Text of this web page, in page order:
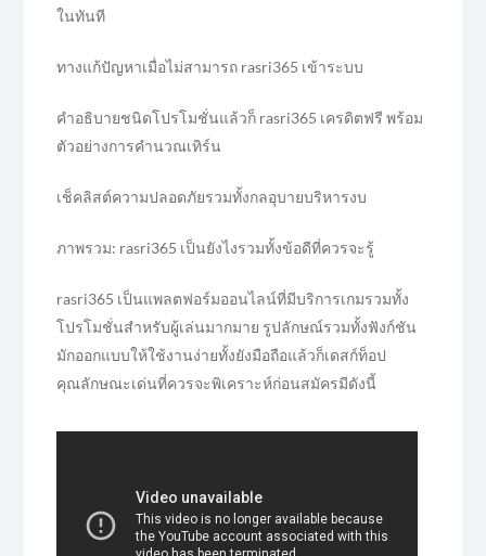
ในทันที
ทางแก้ปัญหาเมื่อไม่สามารถ rasri365 เข้าระบบ
คำอธิบายชนิดโปรโมชั่นแล้วก็ rasri365 เครดิตฟรี พร้อม
ตัวอย่างการคำนวณเทิร์น
เช็คลิสต์ความปลอดภัยรวมทั้งกลอุบายบริหารงบ
ภาพรวม: rasri365 เป็นยังไงรวมทั้งข้อดีที่ควรจะรู้
rasri365 เป็นแพลตฟอร์มออนไลน์ที่มีบริการเกมรวมทั้ง
โปรโมชั่นสำหรับผู้เล่นมากมาย รูปลักษณ์รวมทั้งฟังก์ชัน
มักออกแบบให้ใช้งานง่ายทั้งยังมือถือแล้วก็เดสก์ท็อป
คุณลักษณะเด่นที่ควรจะพิเคราะห์ก่อนสมัครมีดังนี้